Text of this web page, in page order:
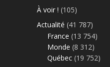
À voir ! (105)
Actualité (41 787)
France (13 754)
Monde (8 312)
Québec (19 752)